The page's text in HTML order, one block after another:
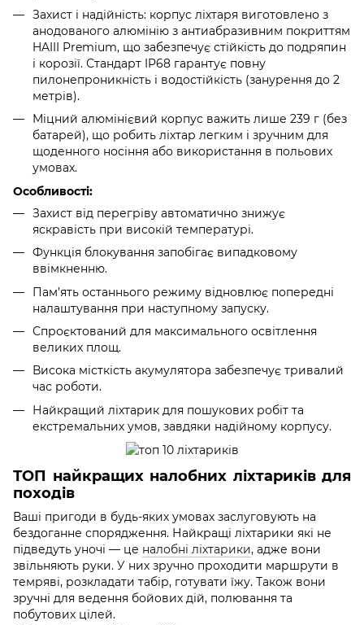
Захист і надійність: корпус ліхтаря виготовлено з
анодованого алюмінію з антиабразивним покриттям
HAIII Premium, що забезпечує стійкість до подряпин
і корозії. Стандарт IP68 гарантує повну
пилонепроникність і водостійкість (занурення до 2
метрів).
Міцний алюмінієвий корпус важить лише 239 г (без
батарей), що робить ліхтар легким і зручним для
щоденного носіння або використання в польових
умовах.
Особливості:
Захист від перегріву автоматично знижує
яскравість при високій температурі.
Функція блокування запобігає випадковому
ввімкненню.
Пам’ять останнього режиму відновлює попередні
налаштування при наступному запуску.
Спроєктований для максимального освітлення
великих площ.
Висока місткість акумулятора забезпечує тривалий
час роботи.
Найкращий ліхтарик для пошукових робіт та
екстремальних умов, завдяки надійному корпусу.
ТОП найкращих налобних ліхтариків для
походів
Ваші пригоди в будь-яких умовах заслуговують на
бездоганне спорядження. Найкращі ліхтарики які не
підведуть уночі — це налобні ліхтарики, адже вони
звільняють руки. У них зручно проходити маршрути в
темряві, розкладати табір, готувати їжу. Також вони
зручні для ведення бойових дій, полювання та
побутових цілей.